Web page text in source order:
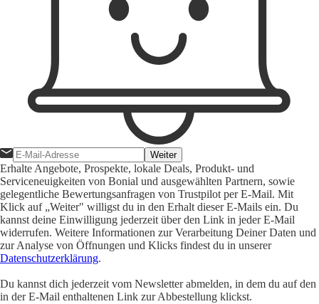
Weiter
Erhalte Angebote, Prospekte, lokale Deals, Produkt- und
Serviceneuigkeiten von Bonial und ausgewählten Partnern, sowie
gelegentliche Bewertungsanfragen von Trustpilot per E-Mail. Mit
Klick auf „Weiter" willigst du in den Erhalt dieser E-Mails ein. Du
kannst deine Einwilligung jederzeit über den Link in jeder E-Mail
widerrufen. Weitere Informationen zur Verarbeitung Deiner Daten und
zur Analyse von Öffnungen und Klicks findest du in unserer
Datenschutzerklärung.
Du kannst dich jederzeit vom Newsletter abmelden, in dem du auf den
in der E-Mail enthaltenen Link zur Abbestellung klickst.